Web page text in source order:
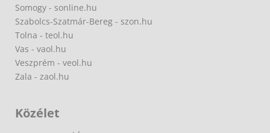
Somogy - sonline.hu
Szabolcs-Szatmár-Bereg - szon.hu
Tolna - teol.hu
Vas - vaol.hu
Veszprém - veol.hu
Zala - zaol.hu
Közélet